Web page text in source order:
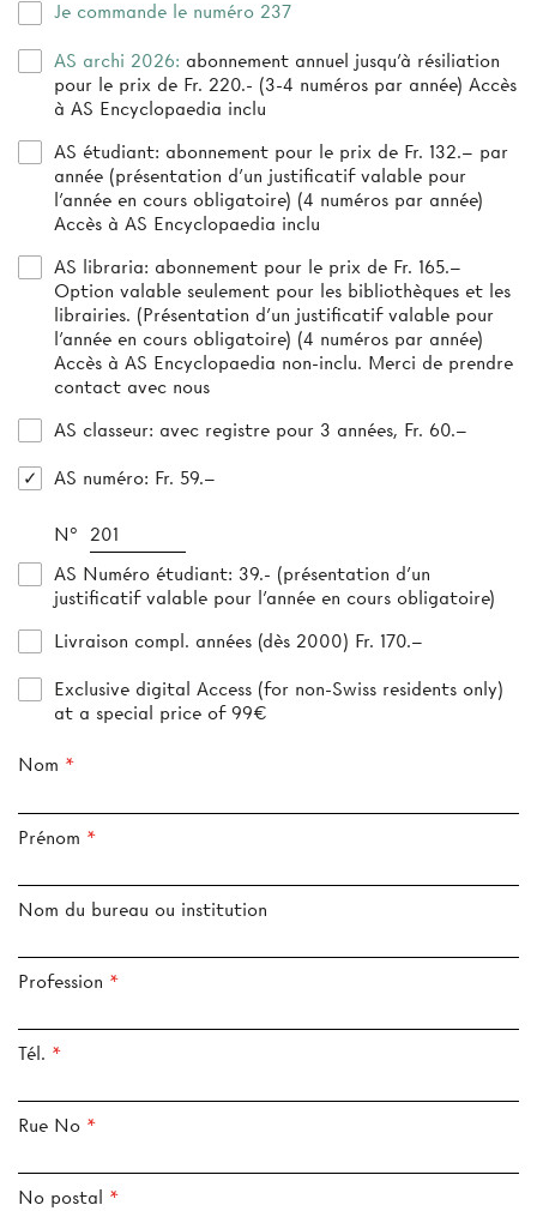
Je commande le numéro 237
AS archi 2026: abonnement annuel jusqu’à résiliation
pour le prix de Fr. 220.- (3-4 numéros par année) Accès
à AS Encyclopaedia inclu
AS étudiant: abonnement pour le prix de Fr. 132.– par
année (présentation d’un justificatif valable pour
l’année en cours obligatoire) (4 numéros par année)
Accès à AS Encyclopaedia inclu
AS libraria: abonnement pour le prix de Fr. 165.–
Option valable seulement pour les bibliothèques et les
librairies. (Présentation d'un justificatif valable pour
l'année en cours obligatoire) (4 numéros par année)
Accès à AS Encyclopaedia non-inclu. Merci de prendre
contact avec nous
AS classeur: avec registre pour 3 années, Fr. 60.–
AS numéro: Fr. 59.–
N°
AS Numéro étudiant: 39.- (présentation d’un
justificatif valable pour l’année en cours obligatoire)
Livraison compl. années (dès 2000) Fr. 170.–
Exclusive digital Access (for non-Swiss residents only)
at a special price of 99€
Nom
Prénom
Nom du bureau ou institution
Profession
Tél.
Rue No
No postal